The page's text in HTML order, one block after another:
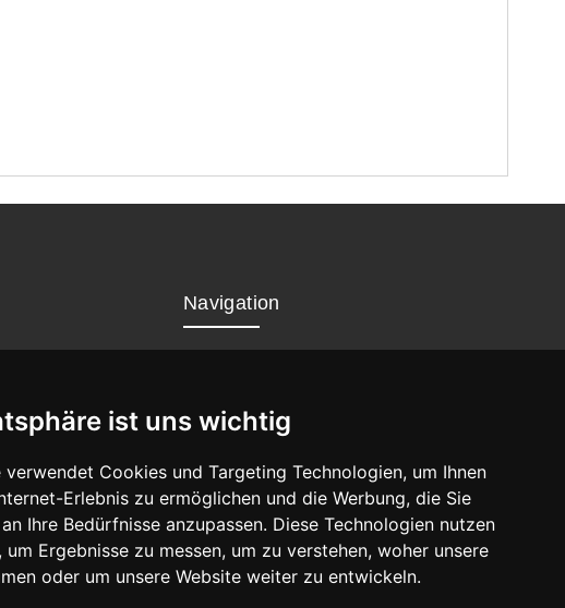
ist uns wichtig
verwendet Cookies und Targeting Technologien, um Ihnen
Erlebnis zu ermöglichen und die Werbung, die Sie
Ihre Bedürfnisse anzupassen. Diese Technologien nutzen
Ergebnisse zu messen, um zu verstehen, woher unsere
oder um unsere Website weiter zu entwickeln.
Navigation
Datenschutz
Impressum